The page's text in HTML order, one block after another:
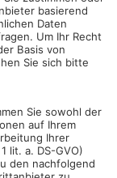
Kinzigtal aus
Nach der Main-
weiter an
Dudenhofen,
nicht
wollen die
fertig sein. Am
Leitungen
Aber 2030 soll